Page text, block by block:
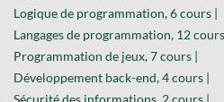
Logique de programmation, 6 cours |
Langages de programmation, 12
Programmation de jeux, 7 cours |
Développement back-end, 4 cours |
Sécurité des informations, 2 cours |